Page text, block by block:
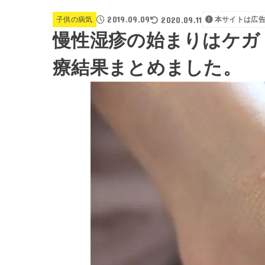
子供の病気 2019.09.09 2020.09.11 本サイトは広
慢性湿疹の始まりはケ
療結果まとめました。